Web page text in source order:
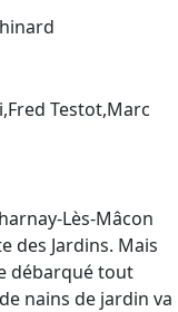
Testot,Marc
Lès-Mâcon
des Jardins. Mais
débarqué tout
nains de jardin va